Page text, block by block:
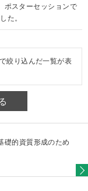
ポスターセッションで
た。
絞り込んだ一覧が表
礎的資質形成のため